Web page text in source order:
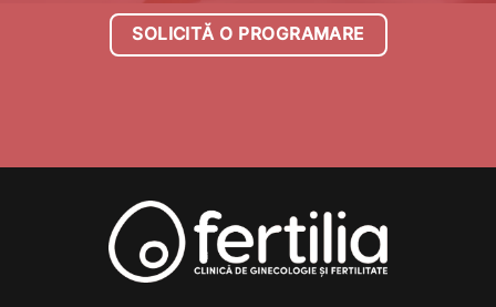
SOLICITĂ O PROGRAMARE